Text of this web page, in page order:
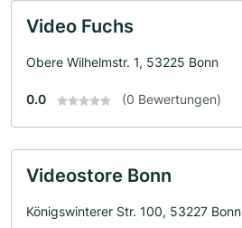
Video Fuchs
Obere Wilhelmstr. 1, 53225 Bonn
0.0 (0 Bewertungen)
Videostore Bonn
Königswinterer Str. 100, 53227 Bonn